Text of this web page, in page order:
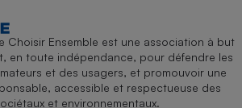
Choisir Ensemble est une association à but
en toute indépendance, pour défendre les
et des usagers, et promouvoir une
accessible et respectueuse des
et environnementaux.